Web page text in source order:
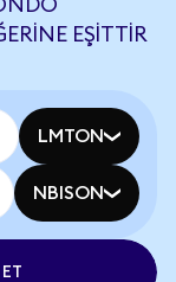
EŞITTIR
LMTON
NBISON